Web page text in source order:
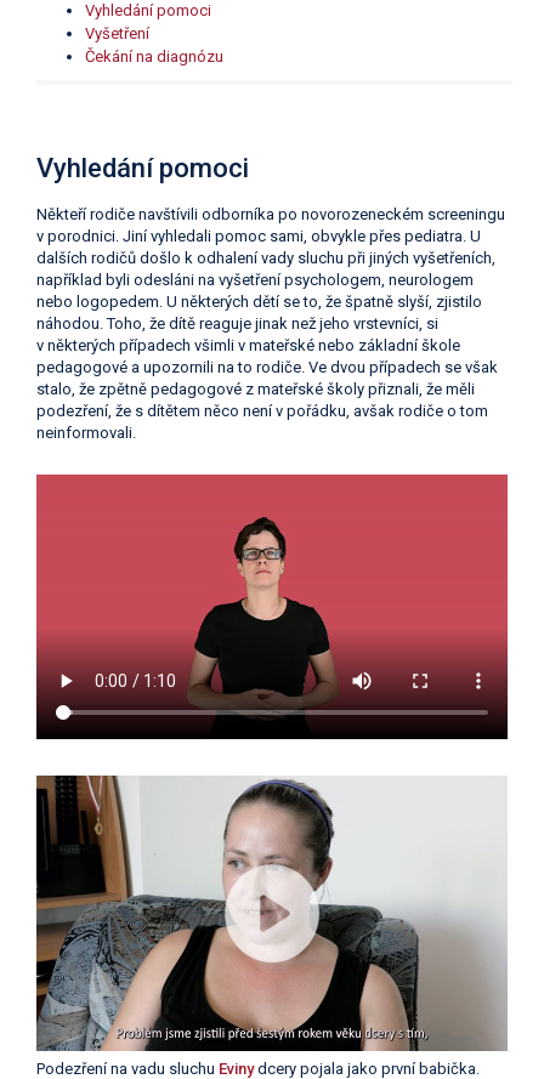
Vyhledání pomoci
Vyšetření
Čekání na diagnózu
Vyhledání pomoci
Někteří rodiče navštívili odborníka po novorozeneckém screeningu
v porodnici. Jiní vyhledali pomoc sami, obvykle přes pediatra. U
dalších rodičů došlo k odhalení vady sluchu při jiných vyšetřeních,
například byli odesláni na vyšetření psychologem, neurologem
nebo logopedem. U některých dětí se to, že špatně slyší, zjistilo
náhodou. Toho, že dítě reaguje jinak než jeho vrstevníci, si
v některých případech všimli v mateřské nebo základní škole
pedagogové a upozornili na to rodiče. Ve dvou případech se však
stalo, že zpětně pedagogové z mateřské školy přiznali, že měli
podezření, že s dítětem něco není v pořádku, avšak rodiče o tom
neinformovali.
Podezření na vadu sluchu Evinydcery pojala jako první babička.